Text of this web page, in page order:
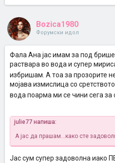
Bozica1980
Форумски идол
Фала Ана јас имам за под
раствара во вода и супер
избришам. А тоа за прозорите
мојава измислица со
вода поарма ми се чини сега за
julie77 напиша:
А јас да прашам...како сте
Јас сум супер задоволна иако